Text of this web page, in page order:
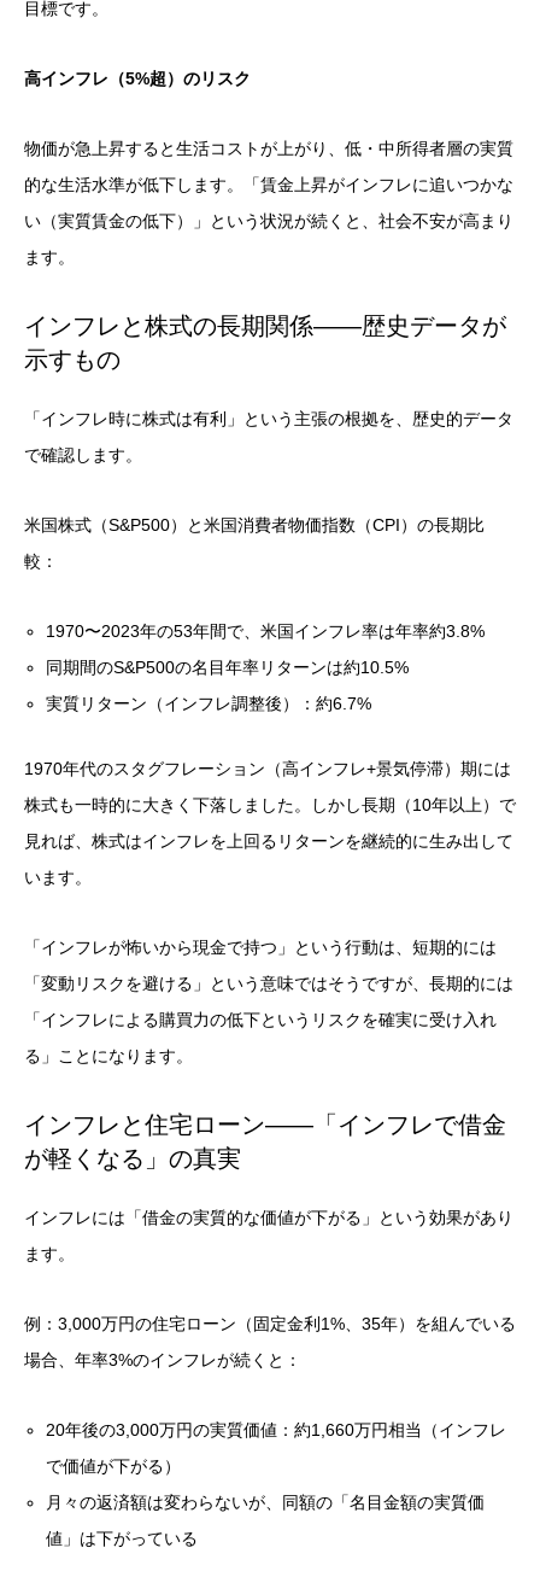
目標です。
高インフレ（5%超）のリスク
物価が急上昇すると生活コストが上がり、低・中所得者層の実質
的な生活水準が低下します。「賃金上昇がインフレに追いつかな
い（実質賃金の低下）」という状況が続くと、社会不安が高まり
ます。
インフレと株式の長期関係——歴史データが
示すもの
「インフレ時に株式は有利」という主張の根拠を、歴史的データ
で確認します。
米国株式（S&P500）と米国消費者物価指数（CPI）の長期比
較：
1970〜2023年の53年間で、米国インフレ率は年率約3.8%
同期間のS&P500の名目年率リターンは約10.5%
実質リターン（インフレ調整後）：約6.7%
1970年代のスタグフレーション（高インフレ+景気停滞）期には
株式も一時的に大きく下落しました。しかし長期（10年以上）で
見れば、株式はインフレを上回るリターンを継続的に生み出して
います。
「インフレが怖いから現金で持つ」という行動は、短期的には
「変動リスクを避ける」という意味ではそうですが、長期的には
「インフレによる購買力の低下というリスクを確実に受け入れ
る」ことになります。
インフレと住宅ローン——「インフレで借金
が軽くなる」の真実
インフレには「借金の実質的な価値が下がる」という効果があり
ます。
例：3,000万円の住宅ローン（固定金利1%、35年）を組んでいる
場合、年率3%のインフレが続くと：
20年後の3,000万円の実質価値：約1,660万円相当（インフレ
で価値が下がる）
月々の返済額は変わらないが、同額の「名目金額の実質価
値」は下がっている